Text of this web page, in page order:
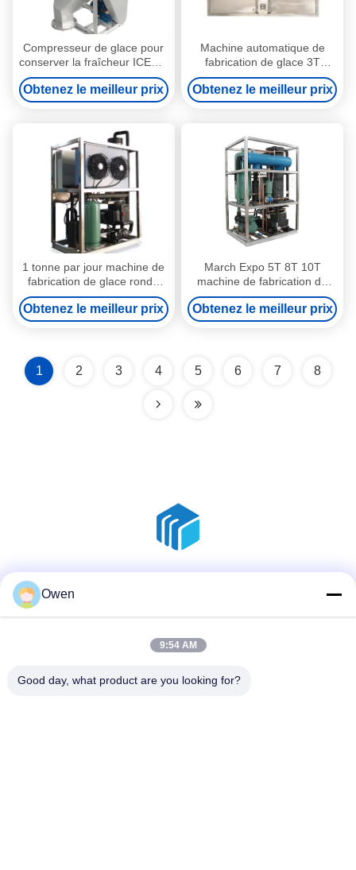
Compresseur de glace pour
conserver la fraîcheur ICEMA
Mini machine à glace pour la
production de glace portable
Obtenez le meilleur prix
Machine automatique de
fabrication de glace 3T
300KG pour la ligne de
production de glace à cristal
Obtenez le meilleur prix
1 tonne par jour machine de
fabrication de glace ronde
tube machine de fabrication
de glace machine pour usine
de glace
Obtenez le meilleur prix
March Expo 5T 8T 10T
machine de fabrication de
glace en tube avec
fonctionnement automatique
et économie d'énergie
Obtenez le meilleur prix
1 2 3 4 5 6 7 8
Owen
9:54 AM
Good day, what product are you looking for?